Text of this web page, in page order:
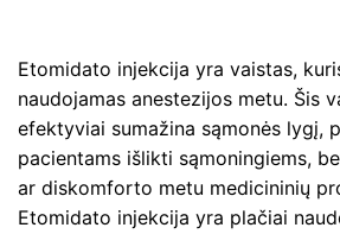
Etomidato injekcija yra vaistas,
naudojamas anestezijos metu. Šis
efektyviai sumažina sąmonės lygį,
pacientams išlikti sąmoningiems,
ar diskomforto metu medicininių
Etomidato injekcija yra plačiai